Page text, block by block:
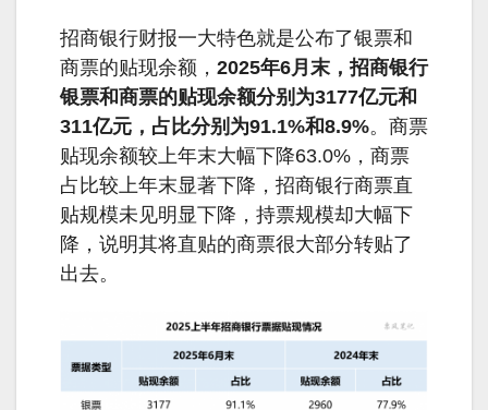
招商银行财报一大特色就是公布了银票和
商票的贴现余额， 2025年6月末，招商银行
银票和商票的贴现余额分别为3177亿元和
311亿元，占比分别为91.1%和8.9%。商票
贴现余额较上年末大幅下降63.0%，商票
占比较上年末显著下降，招商银行商票直
贴规模未见明显下降，持票规模却大幅下
降，说明其将直贴的商票很大部分转贴了
出去。